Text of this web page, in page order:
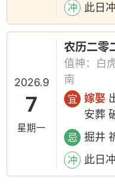
冲 此日
2026.9
7
星期一
农历二零
值神：白
南
宜 嫁娶
安葬
忌 掘井
冲 此日